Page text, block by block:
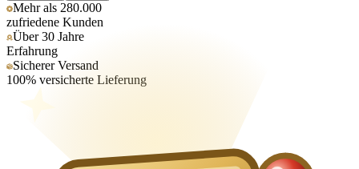
Mehr als 280.000
zufriedene Kunden
Über 30 Jahre
Erfahrung
Sicherer Versand
100% versicherte Lieferung